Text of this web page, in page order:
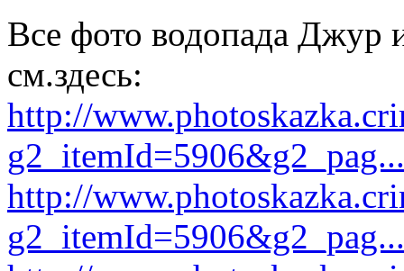
Все фото водопада Джур
см.здесь:
http://
g2_itemId=5906&g2_pag...
http://
g2_itemId=5906&g2_pag...